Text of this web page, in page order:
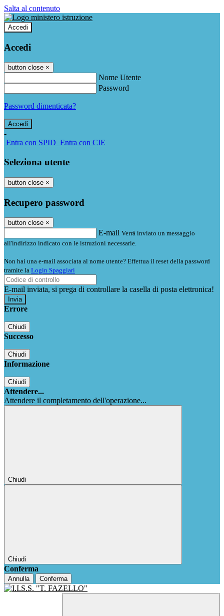
Salta al contenuto
Accedi
Accedi
button close ×
Nome Utente
Password
Password dimenticata?
-
Entra con SPID Entra con CIE
Seleziona utente
button close ×
Recupero password
button close ×
E-mail Verrà inviato un messaggio
all'indirizzo indicato con le istruzioni necessarie.
Non hai una e-mail associata al nome utente? Effettua il reset della password
tramite la Login Spaggiari
E-mail inviata, si prega di controllare la casella di posta elettronica!
Errore
Chiudi
Successo
Chiudi
Informazione
Chiudi
Attendere...
Attendere il completamento dell'operazione...
Chiudi
Chiudi
Conferma
Annulla Conferma